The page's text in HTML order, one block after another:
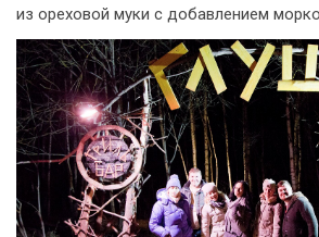
из ореховой муки с добавлением